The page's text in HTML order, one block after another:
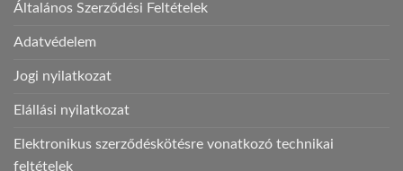
Általános Szerződési Feltételek
Adatvédelem
Jogi nyilatkozat
Elállási nyilatkozat
Elektronikus szerződéskötésre vonatkozó technikai
feltételek